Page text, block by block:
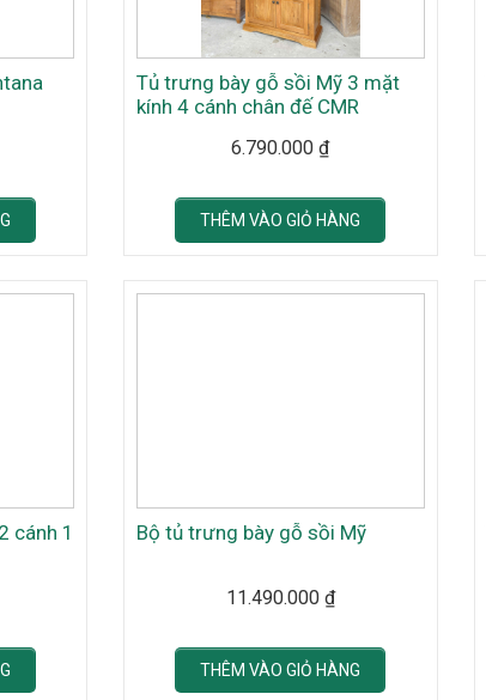
Tủ trưng bày gỗ sồi Mỹ 3 mặt
kính 4 cánh chân đế CMR
6.790.000₫
THÊM VÀO GIỎ HÀNG
cánh 1
Bộ tủ trưng bày gỗ sồi Mỹ
11.490.000 ₫
THÊM VÀO GIỎ HÀNG